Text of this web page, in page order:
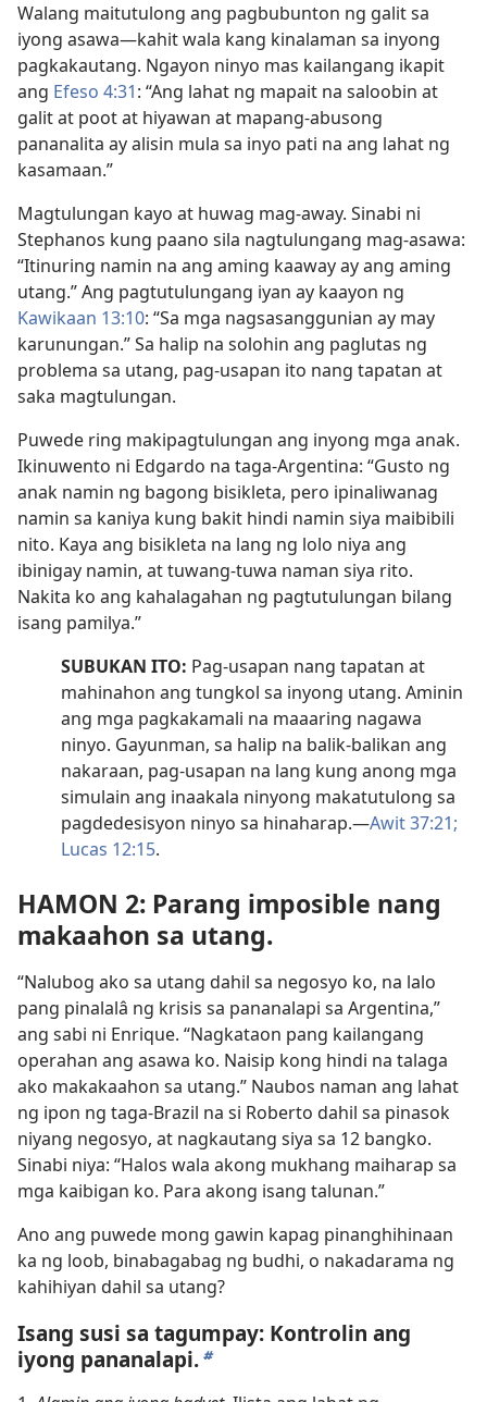
Walang maitutulong ang pagbubunton ng galit sa
iyong asawa​—kahit wala kang kinalaman sa inyong
pagkakautang. Ngayon ninyo mas kailangang ikapit
ang Efeso 4:31: “Ang lahat ng mapait na saloobin at
galit at poot at hiyawan at mapang-abusong
pananalita ay alisin mula sa inyo pati na ang lahat ng
kasamaan.”
Magtulungan kayo at huwag mag-away. Sinabi ni
Stephanos kung paano sila nagtulungang mag-asawa:
“Itinuring namin na ang aming kaaway ay ang aming
utang.” Ang pagtutulungang iyan ay kaayon ng
Kawikaan 13:10: “Sa mga nagsasanggunian ay may
karunungan.” Sa halip na solohin ang paglutas ng
problema sa utang, pag-usapan ito nang tapatan at
saka magtulungan.
Puwede ring makipagtulungan ang inyong mga anak.
Ikinuwento ni Edgardo na taga-Argentina: “Gusto ng
anak namin ng bagong bisikleta, pero ipinaliwanag
namin sa kaniya kung bakit hindi namin siya maibibili
nito. Kaya ang bisikleta na lang ng lolo niya ang
ibinigay namin, at tuwang-tuwa naman siya rito.
Nakita ko ang kahalagahan ng pagtutulungan bilang
isang pamilya.”
SUBUKAN ITO: Pag-usapan nang tapatan at
mahinahon ang tungkol sa inyong utang. Aminin
ang mga pagkakamali na maaaring nagawa
ninyo. Gayunman, sa halip na balik-balikan ang
nakaraan, pag-usapan na lang kung anong mga
simulain ang inaakala ninyong makatutulong sa
pagdedesisyon ninyo sa hinaharap.​—Awit 37:21;
Lucas 12:15.
HAMON 2: Parang imposible nang
makaahon sa utang.
“Nalubog ako sa utang dahil sa negosyo ko, na lalo
pang pinalalâ ng krisis sa pananalapi sa Argentina,”
ang sabi ni Enrique. “Nagkataon pang kailangang
operahan ang asawa ko. Naisip kong hindi na talaga
ako makakaahon sa utang.” Naubos naman ang lahat
ng ipon ng taga-Brazil na si Roberto dahil sa pinasok
niyang negosyo, at nagkautang siya sa 12 bangko.
Sinabi niya: “Halos wala akong mukhang maiharap sa
mga kaibigan ko. Para akong isang talunan.”
Ano ang puwede mong gawin kapag pinanghihinaan
ka ng loob, binabagabag ng budhi, o nakadarama ng
kahihiyan dahil sa utang?
Isang susi sa tagumpay: Kontrolin ang
iyong pananalapi.b